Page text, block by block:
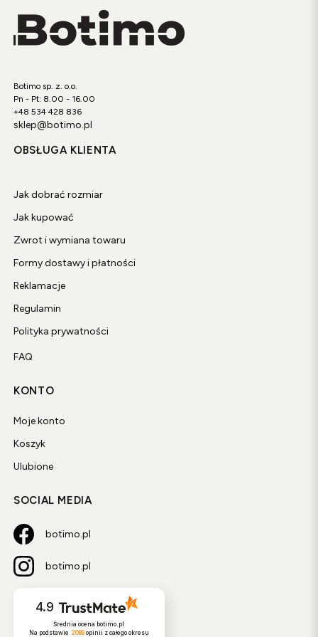
Botimo sp. z. o.o.
Pn - Pt: 8.00 - 16.00
+48 534 428 836
sklep@botimo.pl
OBSŁUGA KLIENTA
Jak dobrać rozmiar
Jak kupować
Zwrot i wymiana towaru
Formy dostawy i płatności
Reklamacje
Regulamin
Polityka prywatności
FAQ
KONTO
Moje konto
Koszyk
Ulubione
SOCIAL MEDIA
botimo.pl
botimo.pl
4.9
Średnia ocena botimo.pl
Na podstawie 2089opinii z całego okresu